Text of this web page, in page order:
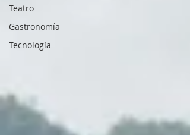
Teatro
Gastronomía
Tecnología